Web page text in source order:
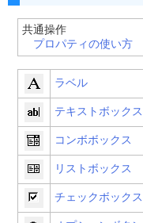
共通操作
プロパティの使い方
ラベル
テキストボックス
コンボボックス
リストボックス
チェックボックス